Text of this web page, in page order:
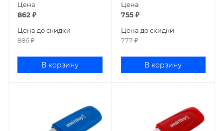
Цена
862 ₽
Цена до скидки
886₽
В корзину
Цена
755₽
Цена до скидки
777₽
В корзину